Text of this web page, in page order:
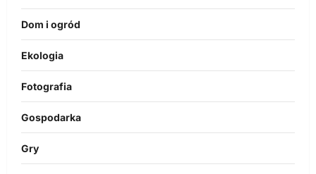
Dom i ogród
Ekologia
Fotografia
Gospodarka
Gry